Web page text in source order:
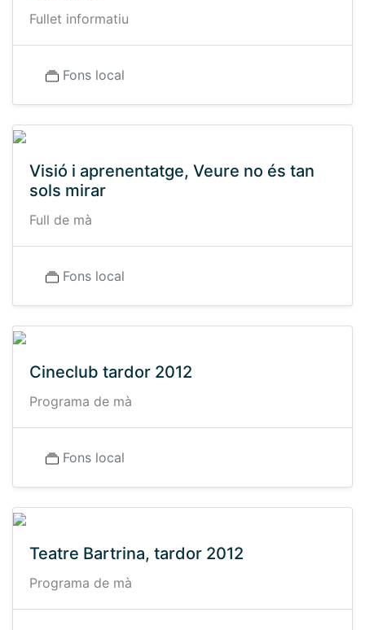
Fullet informatiu
Fons local
Visió i aprenentatge, Veure no és tan
sols mirar
Full de mà
Fons local
Cineclub tardor 2012
Programa de mà
Fons local
Teatre Bartrina, tardor 2012
Programa de mà